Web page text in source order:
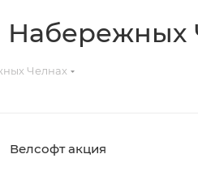
Набережных
Челнах
Велсофт акция